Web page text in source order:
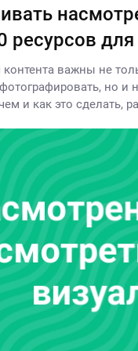
ресурсов
важны не
но и
и как это сделать,